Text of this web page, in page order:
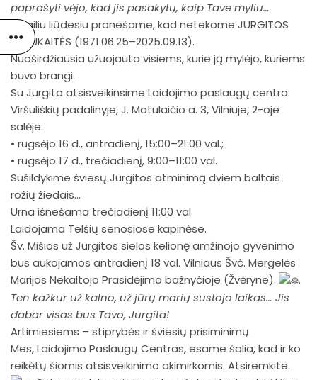
paprašyti vėjo, kad jis pasakytų, kaip Tave myliu…
Su giliu liūdesiu pranešame, kad netekome JURGITOS
ZABUKAITĖS (1971.06.25–2025.09.13).
Nuoširdžiausia užuojauta visiems, kurie ją mylėjo, kuriems
buvo brangi.
Su Jurgita atsisveikinsime Laidojimo paslaugų centro
Viršuliškių padalinyje, J. Matulaičio a. 3, Vilniuje, 2-oje
salėje:
• rugsėjo 16 d., antradienį, 15:00–21:00 val.;
• rugsėjo 17 d., trečiadienį, 9:00–11:00 val.
Sušildykime šviesų Jurgitos atminimą dviem baltais
rožių žiedais…
Urna išnešama trečiadienį 11:00 val.
Laidojama Telšių senosiose kapinėse.
Šv. Mišios už Jurgitos sielos kelionę amžinojo gyvenimo
bus aukojamos antradienį 18 val. Vilniaus Švč. Mergelės
Marijos Nekaltojo Prasidėjimo bažnyčioje (Žvėryne).
Ten kažkur už kalno, už jūrų marių sustojo laikas… Jis
dabar visas bus Tavo, Jurgita!
Artimiesiems – stiprybės ir šviesių prisiminimų.
Mes,Laidojimo Paslaugų Centras, esame šalia, kad ir ko
reikėtų šiomis atsisveikinimo akimirkomis. Atsiremkite.